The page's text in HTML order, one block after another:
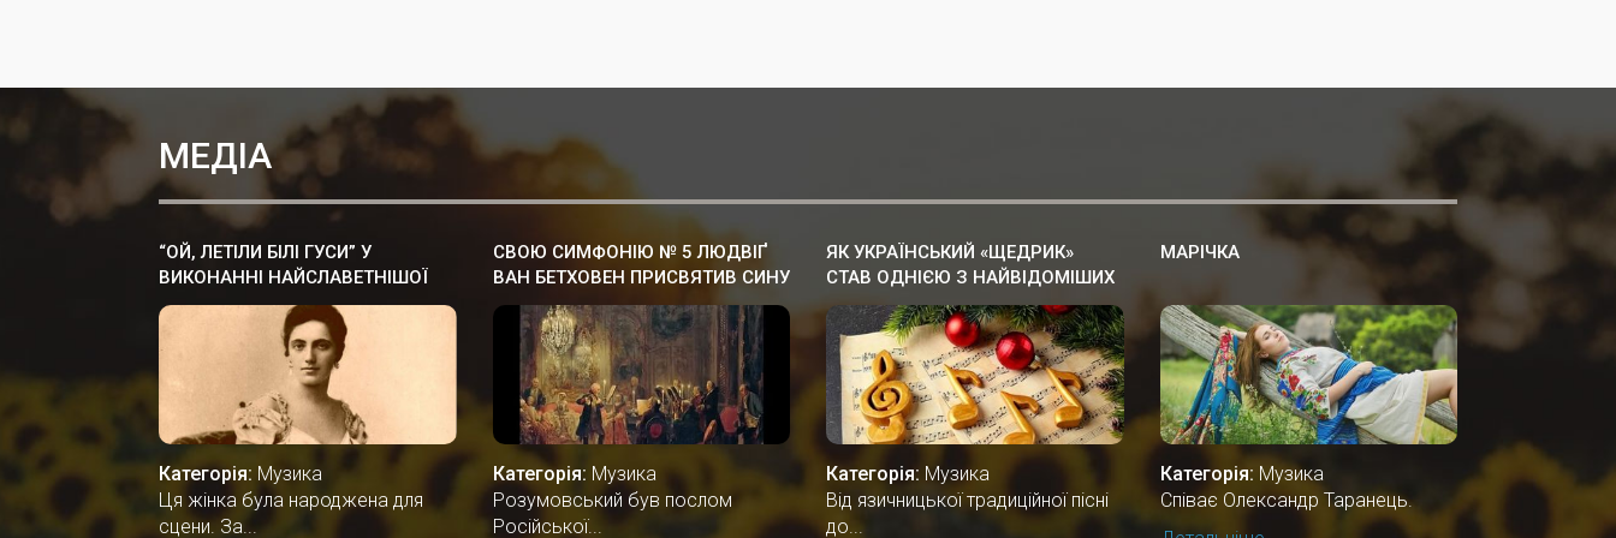
МЕДІА
“ОЙ, ЛЕТІЛИ БІЛІ ГУСИ” У
ВИКОНАННІ НАЙСЛАВЕТНІШОЇ
ОПЕРНОЇ СПІВАЧКИ СОЛОМIЇ
КРУШЕЛЬНИЦЬКОЇ
Категорія: Музика
Ця жінка була народжена для
сцени. За...
СВОЮ СИМФОНІЮ № 5 ЛЮДВІҐ
ВАН БЕТХОВЕН ПРИСВЯТИВ СИНУ
ОСТАННЬОГО ГЕТЬМАНА
УКРАЇНИ, ГРАФУ АНДРІЮ
РОЗУМОВСЬКОМУ.
Категорія: Музика
Розумовський був послом
Російської...
ЯК УКРАЇНСЬКИЙ «ЩЕДРИК»
СТАВ ОДНІЄЮ З НАЙВІДОМІШИХ
РІЗДВЯНИХ ПІСЕНЬ У СВІТІ
Категорія: Музика
Від язичницької традиційної пісні
до...
МАРІЧКА
Категорія: Музика
Співає Олександр Таранець.